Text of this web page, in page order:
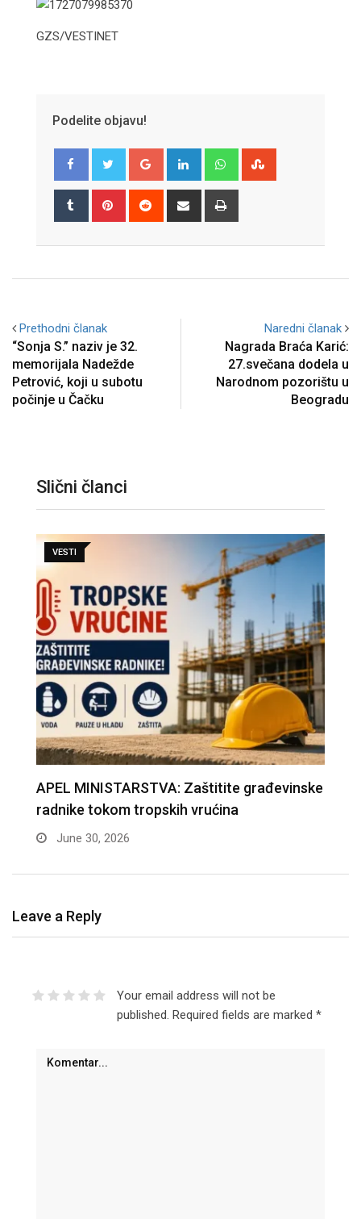
GZS/VESTINET
Podelite objavu!
Google+ LinkedIn Whatsapp
Tumblr Pinterest Reddit
Share
Prethodni članak
“Sonja S.” naziv je 32.
memorijala Nadežde
Petrović, koji u subotu
počinje u Čačku
Naredni članak
Nagrada Braća Karić:
27.svečana dodela u
Narodnom pozorištu u
Beogradu
Slični članci
VESTI
APEL MINISTARSTVA: Zaštitite građevinske
radnike tokom tropskih vrućina
June 30, 2026
Leave a Reply
Your email address will not be
published. Required fields are marked *